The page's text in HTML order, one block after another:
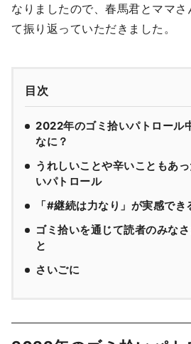
なりましたので、春馬君とママ
て振り返っていただきました。
目次
2022年のゴミ拾いパトロール
なに？
うれしいことや辛いこともあ
いパトロール
「#継続は力なり」が実感で
ゴミ拾いを通じて読者のみな
と
さいごに